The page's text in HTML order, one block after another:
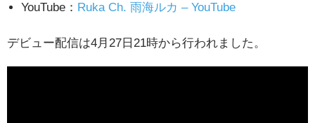
YouTube： Ruka Ch. 雨海ルカ – YouTube
デビュー配信は4月27日21時から行われました。